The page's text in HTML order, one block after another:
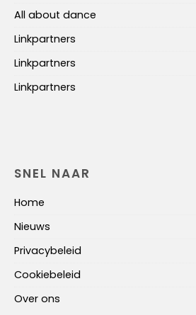
All about dance
Linkpartners
Linkpartners
Linkpartners
SNEL NAAR
Home
Nieuws
Privacybeleid
Cookiebeleid
Over ons